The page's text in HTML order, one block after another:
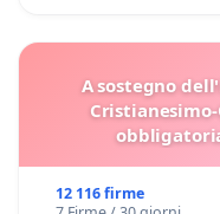
A sostegno
12 116 firme